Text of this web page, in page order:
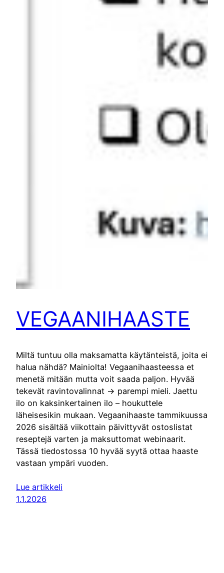
VEGAANIHAASTE
Miltä tuntuu olla maksamatta käytänteistä, joita ei
halua nähdä? Mainiolta! Vegaanihaasteessa et
menetä mitään mutta voit saada paljon. Hyvää
tekevät ravintovalinnat -> parempi mieli. Jaettu
ilo on kaksinkertainen ilo – houkuttele
läheisesikin mukaan. Vegaanihaaste tammikuussa
2026 sisältää viikottain päivittyvät ostoslistat
reseptejä varten ja maksuttomat webinaarit.
Tässä tiedostossa 10 hyvää syytä ottaa haaste
vastaan ympäri vuoden.
Lue artikkeli
1.1.2026